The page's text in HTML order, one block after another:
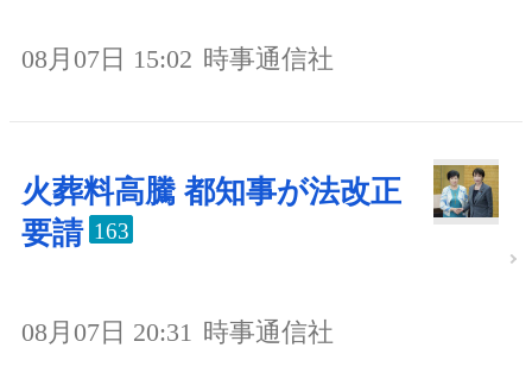
08月07日 15:02 時事通信社
火葬料高騰 都知事が法改正
要請 163
08月07日 20:31 時事通信社